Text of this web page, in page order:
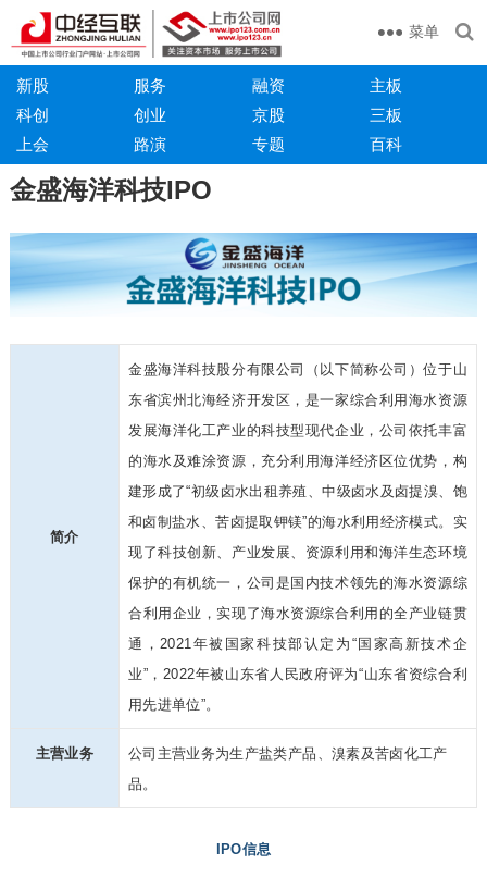
菜单
新股 服务 融资
主板
科创
创业 京股
三板
上会
路演 专题 百科
金盛海洋科技IPO
简介
金盛海洋科技股分有限公司（以下简称公司）位于山
东省滨州北海经济开发区，是一家综合利用海水资源
发展海洋化工产业的科技型现代企业，公司依托丰富
的海水及难涂资源，充分利用海洋经济区位优势，构
建形成了“初级卤水出租养殖、中级卤水及卤提溴、饱
和卤制盐水、苦卤提取钾镁”的海水利用经济模式。实
现了科技创新、产业发展、资源利用和海洋生态环境
保护的有机统一，公司是国内技术领先的海水资源综
合利用企业，实现了海水资源综合利用的全产业链贯
通，2021年被国家科技部认定为“国家高新技术企
业”，2022年被山东省人民政府评为“山东省资综合利
用先进单位”。
主营业务
公司主营业务为生产盐类产品、溴素及苦卤化工产
品。
IPO信息